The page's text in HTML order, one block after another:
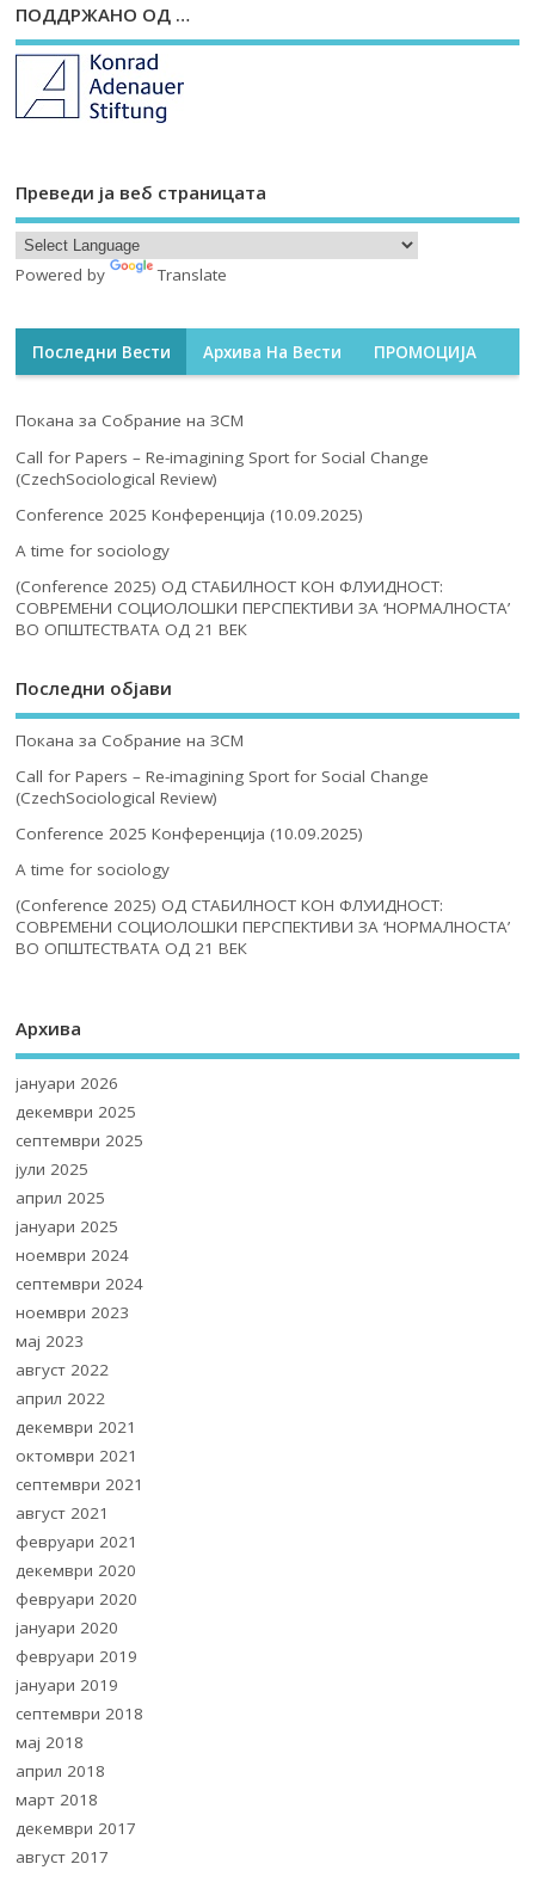
ПОДДРЖАНО ОД …
Преведи ја веб страницата
Powered by Translate
Последни Вести Архива На Вести ПРОМОЦИЈА
Покана за Собрание на ЗСМ
Call for Papers – Re-imagining Sport for Social Change
(CzechSociological Review)
Conference 2025 Конференција (10.09.2025)
A time for sociology
(Conference 2025) ОД СТАБИЛНОСТ КОН ФЛУИДНОСТ:
СОВРЕМЕНИ СОЦИОЛОШКИ ПЕРСПЕКТИВИ ЗА ‘НОРМАЛНОСТА’
ВО ОПШТЕСТВАТА ОД 21 ВЕК
Последни објави
Покана за Собрание на ЗСМ
Call for Papers – Re-imagining Sport for Social Change
(CzechSociological Review)
Conference 2025 Конференција (10.09.2025)
A time for sociology
(Conference 2025) ОД СТАБИЛНОСТ КОН ФЛУИДНОСТ:
СОВРЕМЕНИ СОЦИОЛОШКИ ПЕРСПЕКТИВИ ЗА ‘НОРМАЛНОСТА’
ВО ОПШТЕСТВАТА ОД 21 ВЕК
Архива
јануари 2026
декември 2025
септември 2025
јули 2025
април 2025
јануари 2025
ноември 2024
септември 2024
ноември 2023
мај 2023
август 2022
април 2022
декември 2021
октомври 2021
септември 2021
август 2021
февруари 2021
декември 2020
февруари 2020
јануари 2020
февруари 2019
јануари 2019
септември 2018
мај 2018
април 2018
март 2018
декември 2017
август 2017